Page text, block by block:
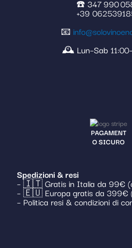
☎️ 347 990
+39
📧
🕰️ Lun–Sab
PAGAMENT
O SICURO
Spedizioni & resi
– 🇮🇹 Gratis in Italia da 99€
– 🇪🇺 Europa gratis da 399€
– Politica resi & condizioni di